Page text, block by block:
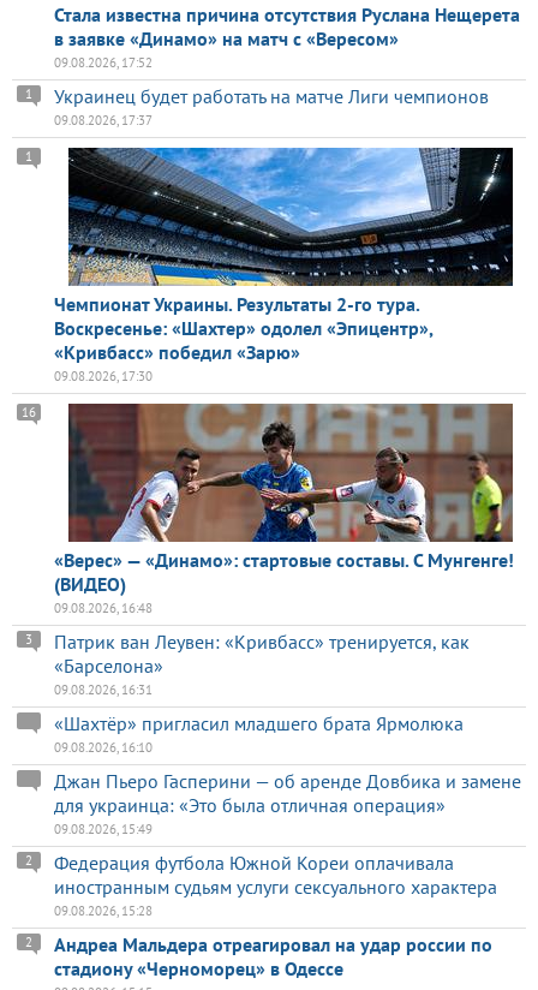
Стала известна причина отсутствия Руслана Нещерета
в заявке «Динамо» на матч с «Вересом»
09.08.2026, 17:52
Украинец будет работать на матче Лиги чемпионов
1
09.08.2026, 17:37
Чемпионат Украины. Результаты 2-го тура.
Воскресенье: «Шахтер» одолел «Эпицентр»,
«Кривбасс» победил «Зарю»
1
09.08.2026, 17:30
«Верес» — «Динамо»: стартовые составы. С Мунгенге!
(ВИДЕО)
16
09.08.2026, 16:48
Патрик ван Леувен: «Кривбасс» тренируется, как
«Барселона»
3
09.08.2026, 16:31
«Шахтёр» пригласил младшего брата Ярмолюка
09.08.2026, 16:10
Джан Пьеро Гасперини — об аренде Довбика и замене
для украинца: «Это была отличная операция»
09.08.2026, 15:49
Федерация футбола Южной Кореи оплачивала
иностранным судьям услуги сексуального характера
2
09.08.2026, 15:28
Андреа Мальдера отреагировал на удар россии по
стадиону «Черноморец» в Одессе
2